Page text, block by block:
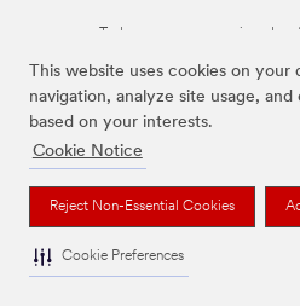
This website uses cookies on your
navigation, analyze site usage,
based on your interests.
Cookie Notice
Reject Non-Essential Cookies
Cookie Preferences
Todas as marcas mencionadas